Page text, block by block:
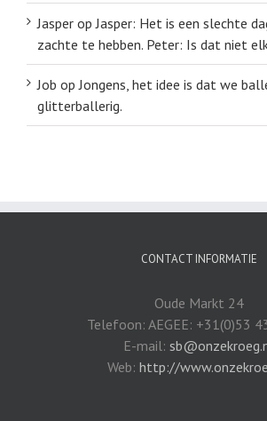
Jasper opJasper: Het is een slechte
zachte te hebben. Peter: Is dat niet
Job opJongens, het idee is dat we
glitterballerig.
CONTACT INFORMATIE
Oude Markt 24
Telefoon: AEGEE: +31(0)53
E-mail:
Web: http://